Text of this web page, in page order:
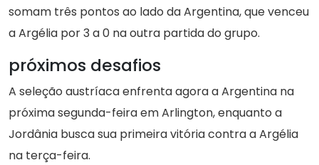
somam três pontos ao lado da Argentina, que venceu
a Argélia por 3 a 0 na outra partida do grupo.
próximos desafios
A seleção austríaca enfrenta agora a Argentina na
próxima segunda-feira em Arlington, enquanto a
Jordânia busca sua primeira vitória contra a Argélia
na terça-feira.